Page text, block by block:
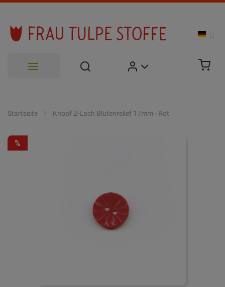
Startseite Knopf 2-Loch Blütenrelief 17mm - Rot
Zum
Ende
-37.5%